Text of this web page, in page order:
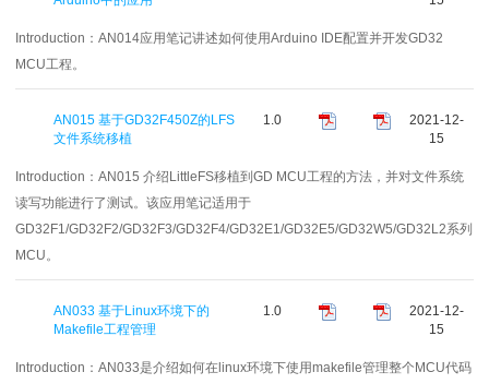
Introduction： AN014应用笔记讲述如何使用Arduino IDE配置并开发GD32
MCU工程。
AN015 基于GD32F450Z的LFS
文件系统移植
1.0
2021-12-
15
Introduction： AN015 介绍LittleFS移植到GD MCU工程的方法，并对文件系统
读写功能进行了测试。该应用笔记适用于
GD32F1/GD32F2/GD32F3/GD32F4/GD32E1/GD32E5/GD32W5/GD32L2系列
MCU。
AN033 基于Linux环境下的
Makefile工程管理
1.0
2021-12-
15
Introduction： AN033是介绍如何在linux环境下使用makefile管理整个MCU代码